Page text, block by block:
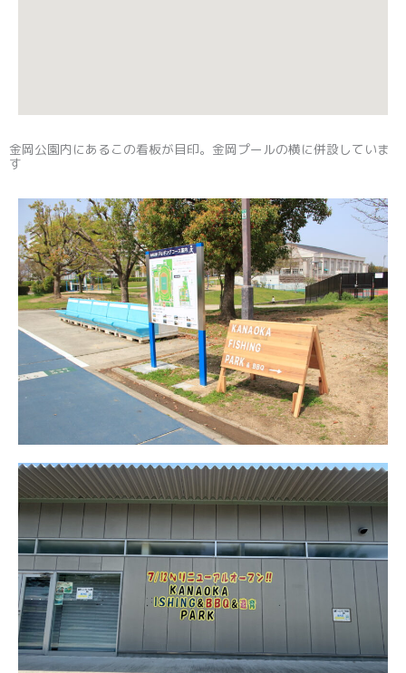
金岡公園内にあるこの看板が目印。金岡プールの横に併設していま
す